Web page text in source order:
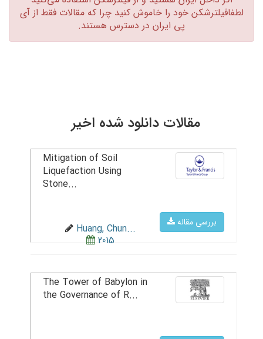
لطفافیلترشکن خود را خاموش کنید چرا که مقالات فقط از آی
پی ایران در دسترس هستند.‏
مقالات دانلود شده اخیر
بررسی مقاله
Mitigation of Soil
Liquefaction Using
Stone...
Huang, Chun...
2015
The Tower of Babylon in
the Governance of R...